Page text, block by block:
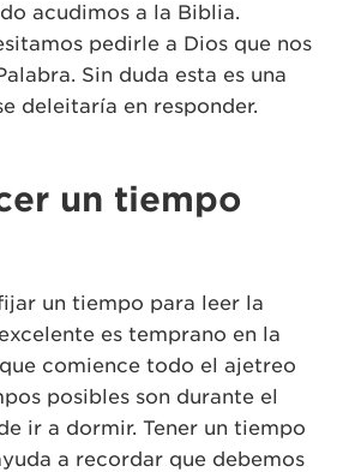
acudimos a la Biblia.
pedirle a Dios que nos
Sin duda esta es una
deleitaría en responder.
un tiempo
un tiempo para leer la
es temprano en la
comience todo el ajetreo
posibles son durante el
ir a dormir. Tener un tiempo
a recordar que debemos